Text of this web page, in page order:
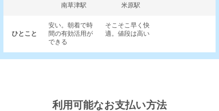
南草津駅
米原駅
ひとこと
安い。朝着で時
間の有効活用が
できる
そこそこ早く快
適。値段は高い
利用可能なお支払い方法